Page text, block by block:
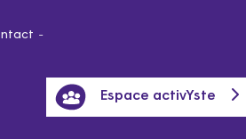
Espace activYste